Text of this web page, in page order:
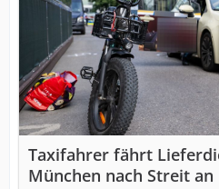
Taxifahrer fährt
München nach Streit an